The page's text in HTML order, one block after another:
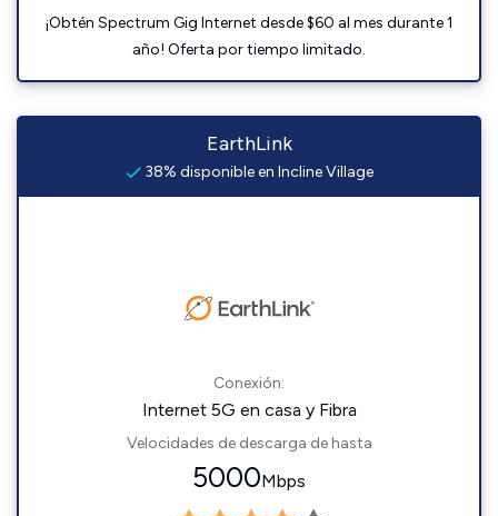
¡Obtén Spectrum Gig Internet desde $60 al mes durante 1
año! Oferta por tiempo limitado.
EarthLink
38% disponible en Incline Village
Conexión:
Internet 5G en casa y Fibra
Velocidades de descarga de hasta
5000Mbps